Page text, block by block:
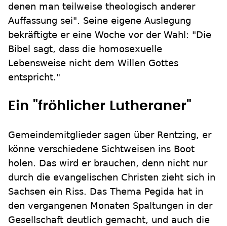
denen man teilweise theologisch anderer
Auffassung sei". Seine eigene Auslegung
bekräftigte er eine Woche vor der Wahl: "Die
Bibel sagt, dass die homosexuelle
Lebensweise nicht dem Willen Gottes
entspricht."
Ein "fröhlicher Lutheraner"
Gemeindemitglieder sagen über Rentzing, er
könne verschiedene Sichtweisen ins Boot
holen. Das wird er brauchen, denn nicht nur
durch die evangelischen Christen zieht sich in
Sachsen ein Riss. Das Thema Pegida hat in
den vergangenen Monaten Spaltungen in der
Gesellschaft deutlich gemacht, und auch die